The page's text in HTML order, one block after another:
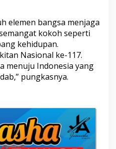
elemen bangsa menjaga
kokoh seperti
kehidupan.
Nasional ke-117.
menuju Indonesia yang
pungkasnya.